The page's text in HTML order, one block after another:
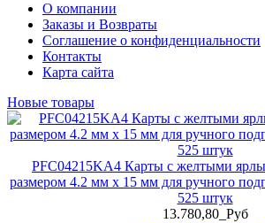
О компании
Заказы и Возвраты
Соглашение о конфиденциальности
Контакты
Карта сайта
Новые товары
PFC04215KA4 Карты с желтыми
размером 4.2 мм x 15 мм для ручного
525 штук
13.780,80_Руб